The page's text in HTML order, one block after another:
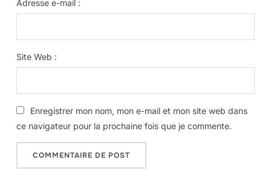
Adresse e-mail :
Site Web :
Enregistrer mon nom, mon e-mail et mon site web dans
ce navigateur pour la prochaine fois que je commente.